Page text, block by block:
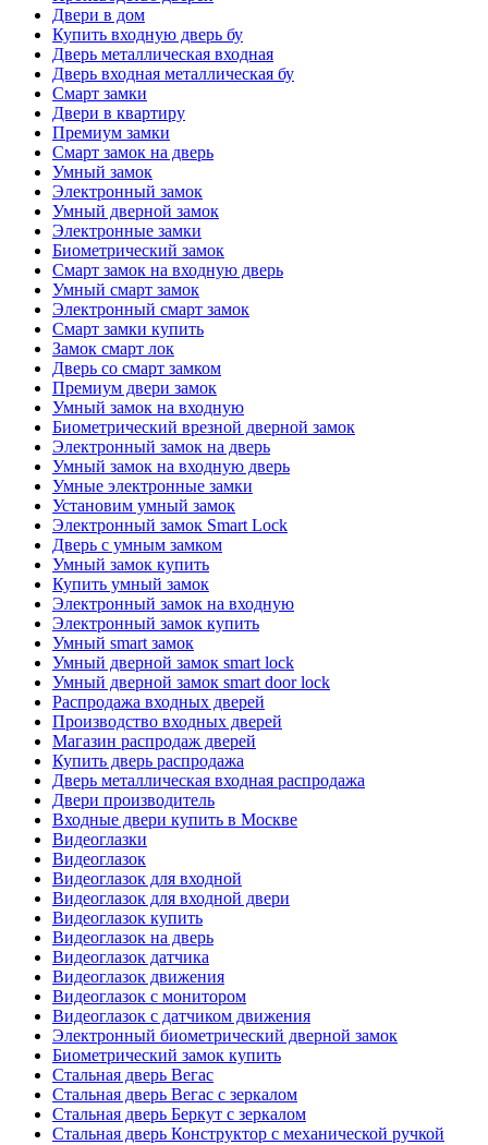
Двери в дом
Купить входную дверь бу
Дверь металлическая входная
Дверь входная металлическая бу
Смарт замки
Двери в квартиру
Премиум замки
Смарт замок на дверь
Умный замок
Электронный замок
Умный дверной замок
Электронные замки
Биометрический замок
Смарт замок на входную дверь
Умный смарт замок
Электронный смарт замок
Смарт замки купить
Замок смарт лок
Дверь со смарт замком
Премиум двери замок
Умный замок на входную
Биометрический врезной дверной замок
Электронный замок на дверь
Умный замок на входную дверь
Умные электронные замки
Установим умный замок
Электронный замок Smart Lock
Дверь с умным замком
Умный замок купить
Купить умный замок
Электронный замок на входную
Электронный замок купить
Умный smart замок
Умный дверной замок smart lock
Умный дверной замок smart door lock
Распродажа входных дверей
Производство входных дверей
Магазин распродаж дверей
Купить дверь распродажа
Дверь металлическая входная распродажа
Двери производитель
Входные двери купить в Москве
Видеоглазки
Видеоглазок
Видеоглазок для входной
Видеоглазок для входной двери
Видеоглазок купить
Видеоглазок на дверь
Видеоглазок датчика
Видеоглазок движения
Видеоглазок с монитором
Видеоглазок с датчиком движения
Электронный биометрический дверной замок
Биометрический замок купить
Стальная дверь Вегас
Стальная дверь Вегас с зеркалом
Стальная дверь Беркут с зеркалом
Стальная дверь Конструктор с механической ручкой